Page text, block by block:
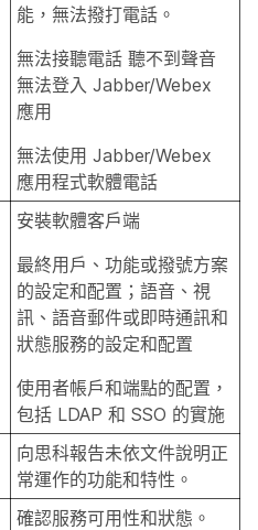
能，無法撥打電話。
無法接聽電話 聽不到聲音
無法登入 Jabber/Webex
應用
無法使用 Jabber/Webex
應用程式軟體電話
安裝軟體客戶端
最終用戶、功能或撥號方案
的設定和配置；語音、視
訊、語音郵件或即時通訊和
狀態服務的設定和配置
使用者帳戶和端點的配置，
包括 LDAP 和 SSO 的實施
向思科報告未依文件說明正
常運作的功能和特性。
確認服務可用性和狀態。